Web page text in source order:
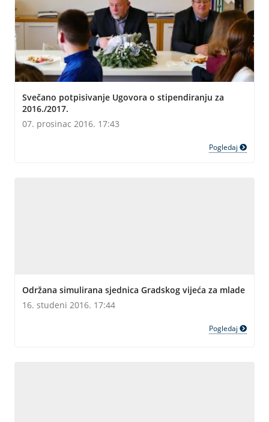
Svečano potpisivanje Ugovora o stipendiranju za
2016./2017.
07. prosinac 2016. 17:43
Pogledaj
Održana simulirana sjednica Gradskog vijeća za mlade
16. studeni 2016. 17:44
Pogledaj